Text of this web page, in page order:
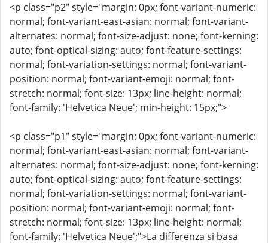
<p class="p2" style="margin: 0px; font-variant-numeric:
normal; font-variant-east-asian: normal; font-variant-
alternates: normal; font-size-adjust: none; font-kerning:
auto; font-optical-sizing: auto; font-feature-settings:
normal; font-variation-settings: normal; font-variant-
position: normal; font-variant-emoji: normal; font-
stretch: normal; font-size: 13px; line-height: normal;
font-family: 'Helvetica Neue'; min-height: 15px;">
<p class="p1" style="margin: 0px; font-variant-numeric:
normal; font-variant-east-asian: normal; font-variant-
alternates: normal; font-size-adjust: none; font-kerning:
auto; font-optical-sizing: auto; font-feature-settings:
normal; font-variation-settings: normal; font-variant-
position: normal; font-variant-emoji: normal; font-
stretch: normal; font-size: 13px; line-height: normal;
font-family: 'Helvetica Neue';">La differenza si basa